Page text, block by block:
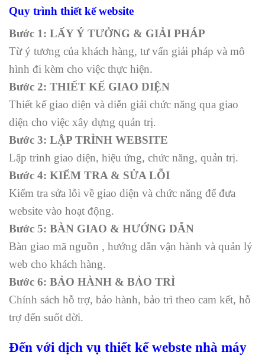
Quy trình thiết kếwebsite
Bước 1: LẤY Ý TƯỞNG & GIẢI PHÁP
Từ ý tương của khách hàng, tư vấn giải pháp và mô
hình đi kèm cho việc thực hiện.
Bước 2: THIẾT KẾ GIAO DIỆN
Thiết kế giao diện và diễn giải chức năng qua giao
diện cho việc xây dựng quản trị.
Bước 3: LẬP TRÌNH WEBSITE
Lập trình giao diện, hiệu ứng, chức năng, quản trị.
Bước 4: KIỂM TRA & SỬA LỖI
Kiểm tra sửa lỗi về giao diện và chức năng để đưa
website vào hoạt động.
Bước 5: BÀN GIAO & HƯỚNG DẪN
Bàn giao mã nguồn , hướng dẫn vận hành và quản lý
web cho khách hàng.
Bước 6: BẢO HÀNH & BẢO TRÌ
Chính sách hỗ trợ, bảo hành, bảo trì theo cam kết, hỗ
trợ đến suốt đời.
Đến với dịch vụ thiết kế webste nhà máy